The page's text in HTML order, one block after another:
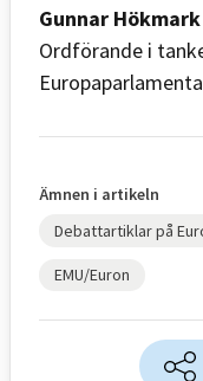
Gunnar Hökmark
Ordförande i
Ämnen i artikeln
Debattartiklar på
EMU/Euron